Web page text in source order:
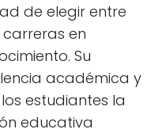
de elegir entre
en
Su
académica y
estudiantes la
educativa